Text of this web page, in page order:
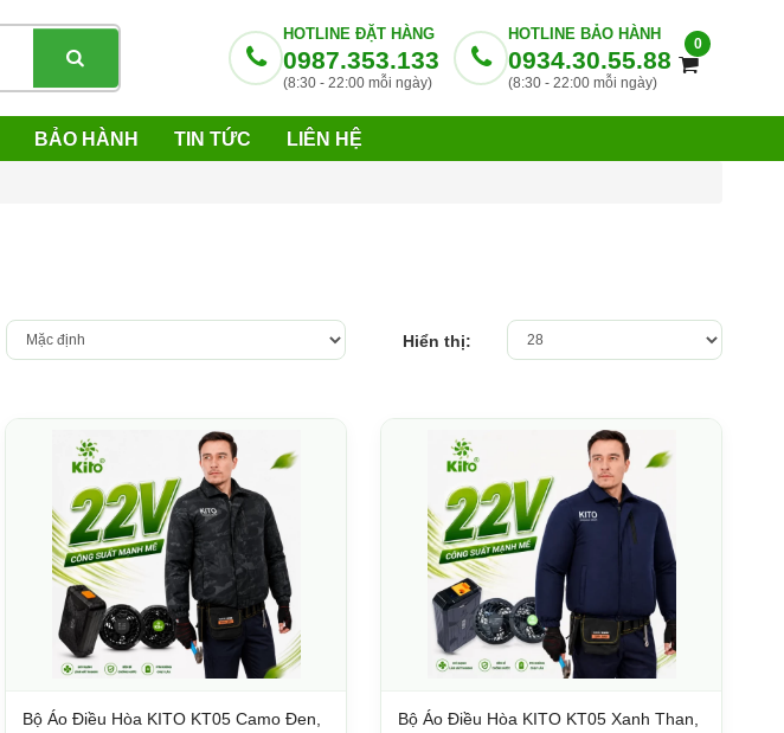
HOTLINE ĐẶT HÀNG
0987.353.133
(8:30 - 22:00 mỗi ngày)
HOTLINE BẢO HÀNH
0934.30.55.88
(8:30 - 22:00 mỗi ngày)
0
BẢO HÀNH TIN TỨC LIÊN HỆ
Hiển thị:
Bộ Áo Điều Hòa KITO KT05 Camo Đen,
Bộ Áo Điều Hòa KITO KT05 Xanh Than,